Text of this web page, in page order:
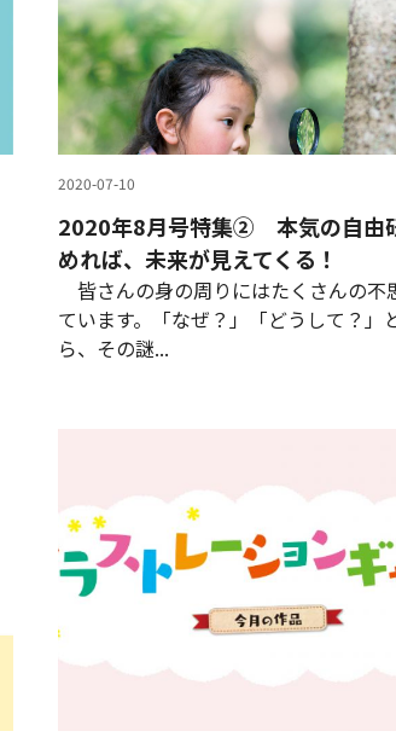
2020-07-10
2020年8月号特集② 本気の自
めれば、未来が見えてくる！
皆さんの身の周りにはたくさんの不
ています。「なぜ？」「どうして？」
ら、その謎...